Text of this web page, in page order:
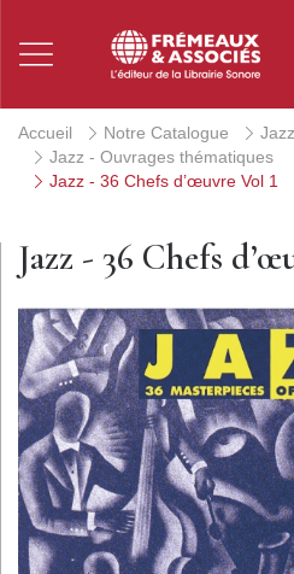
Accueil Notre Catalogue
Jazz
Jazz - Ouvrages thématiques
Jazz - 36 Chefs d’œuvre Vol 1
Jazz - 36 Chefs